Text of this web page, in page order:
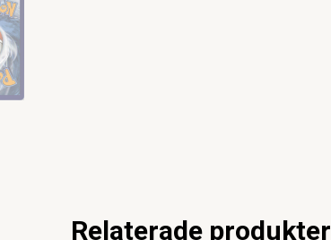
Relaterade produkter